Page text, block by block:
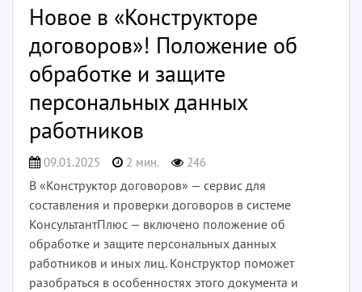
Новое в «Конструкторе
договоров»! Положение об
обработке и защите
персональных данных
работников
09.01.2025 2 мин. 246
В «Конструктор договоров» — сервис для
составления и проверки договоров в системе
КонсультантПлюс — включено положение об
обработке и защите персональных данных
работников и иных лиц. Конструктор поможет
разобраться в особенностях этого документа и